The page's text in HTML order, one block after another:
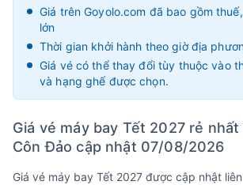
Giá trên Goyolo.com đã bao gồm
lớn
Thời gian khởi hành theo giờ địa
Giá vé có thể thay đổi tùy thuộc vào
và hạng ghế được chọn.
Giá vé máy bay Tết 2027 rẻ
Côn Đảo cập nhật 07/08/2026
Giá vé máy bay Tết 2027 được cập nhật